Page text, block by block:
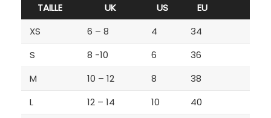
TAILLE UK US
EU
XS
6 – 8 4
34
S
8 -10 6
36
M
10 – 12 8
38
L
12 – 14 10
40